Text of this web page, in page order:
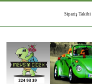
Sipariş Takibi